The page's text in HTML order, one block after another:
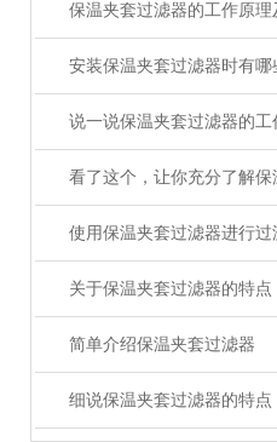
关于保温夹套过滤器的特点
简单介绍保温夹套过滤器
细说保温夹套过滤器的特点